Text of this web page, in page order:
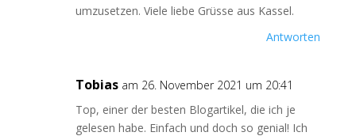
umzusetzen. Viele liebe Grüsse aus Kassel.
Antworten
Tobias am 26. November 2021 um 20:41
Top, einer der besten Blogartikel, die ich je
gelesen habe. Einfach und doch so genial! Ich